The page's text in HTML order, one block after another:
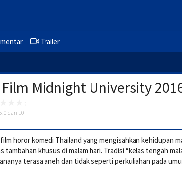
Trailer
Midnight University
5.0 dari 10
horor komedi Thailand yang mengisahkan kehidupan
tambahan khusus di malam hari. Tradisi “kelas tengah
terasa aneh dan tidak seperti perkuliahan pada